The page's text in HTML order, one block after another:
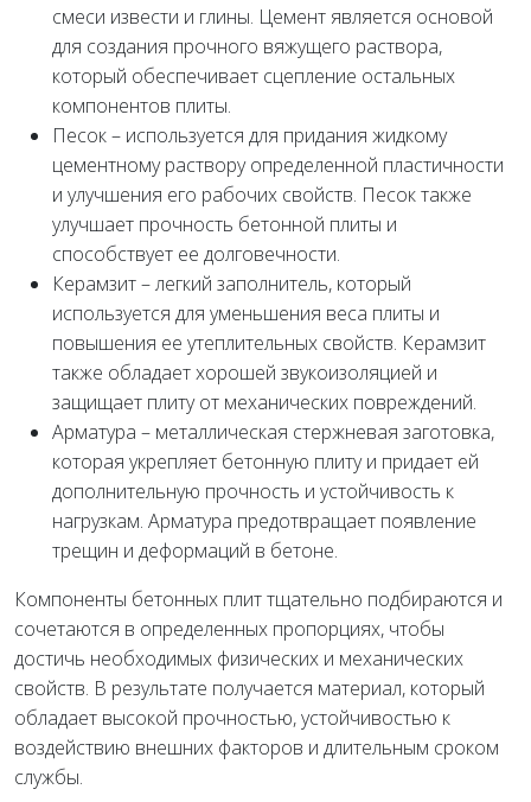
смеси извести и глины. Цемент является основой
для создания прочного вяжущего раствора,
который обеспечивает сцепление остальных
компонентов плиты.
Песок – используется для придания жидкому
цементному раствору определенной пластичности
и улучшения его рабочих свойств. Песок также
улучшает прочность бетонной плиты и
способствует ее долговечности.
Керамзит – легкий заполнитель, который
используется для уменьшения веса плиты и
повышения ее утеплительных свойств. Керамзит
также обладает хорошей звукоизоляцией и
защищает плиту от механических повреждений.
Арматура – металлическая стержневая заготовка,
которая укрепляет бетонную плиту и придает ей
дополнительную прочность и устойчивость к
нагрузкам. Арматура предотвращает появление
трещин и деформаций в бетоне.
Компоненты бетонных плит тщательно подбираются и
сочетаются в определенных пропорциях, чтобы
достичь необходимых физических и механических
свойств. В результате получается материал, который
обладает высокой прочностью, устойчивостью к
воздействию внешних факторов и длительным сроком
службы.